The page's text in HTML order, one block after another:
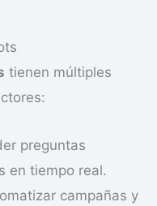
tienen múltiples
preguntas
en tiempo real.
campañas y